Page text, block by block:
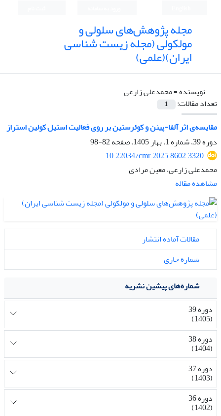
مجله پژوهش‌های سلولی و
مولکولی (مجله زیست شناسی
ایران)(علمی)
نویسنده =محمدعلی زارعی
تعداد مقالات:
1
مقایسه‌ی اثر آلفا-پینن و کوئرستین بر روی فعالیت استیل‏ کولین استراز
دوره 39، شماره 1، بهار 1405، صفحه
82-98
10.22034/cmr.2025.8602.3320
محمدعلی زارعی، معین مرادی
مشاهده مقاله
مقالات آماده انتشار
شماره جاری
شماره‌های پیشین نشریه
دوره 39
(1405)
دوره 38
(1404)
دوره 37
(1403)
دوره 36
(1402)